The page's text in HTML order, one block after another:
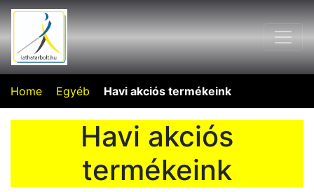
Home Egyéb Havi akciós termékeink
Havi akciós
termékeink